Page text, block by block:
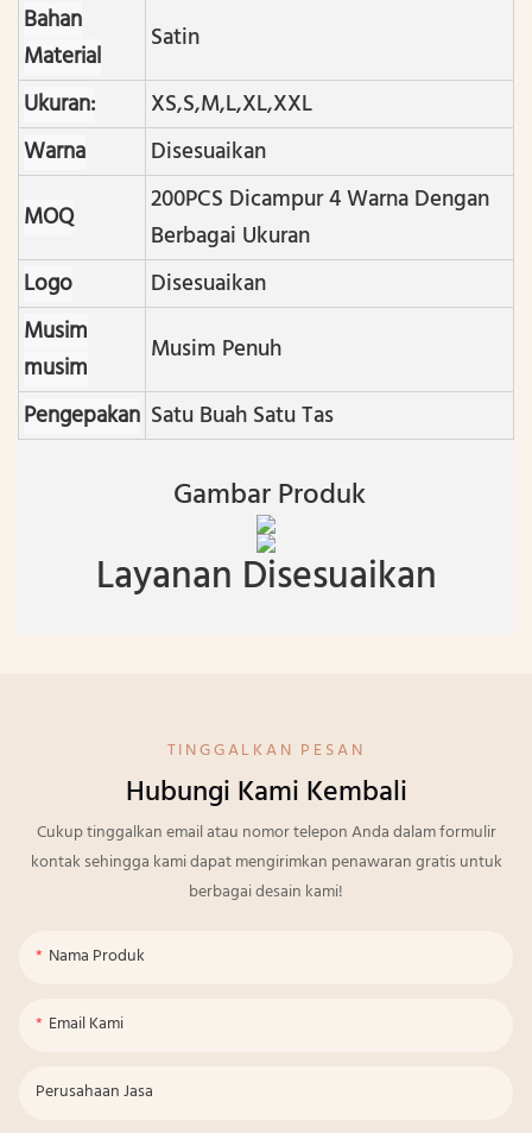
Bahan
Material
Satin
Ukuran:
XS,S,M,L,XL,XXL
Warna
Disesuaikan
MOQ
200PCS Dicampur 4 Warna Dengan
Berbagai Ukuran
Logo
Disesuaikan
Musim
musim
Musim Penuh
Pengepakan Satu Buah Satu Tas
Gambar Produk
Layanan Disesuaikan
TINGGALKAN PESAN
Hubungi Kami Kembali
Cukup tinggalkan email atau nomor telepon Anda dalam formulir
kontak sehingga kami dapat mengirimkan penawaran gratis untuk
berbagai desain kami!
Nama Produk
Email Kami
Perusahaan Jasa